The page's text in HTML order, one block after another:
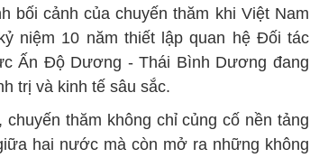
bối cảnh của chuyến thăm khi Việt Nam
niệm 10 năm thiết lập quan hệ Đối tác
Ấn Độ Dương - Thái Bình Dương đang
trị và kinh tế sâu sắc.
thăm không chỉ củng cố nền tảng
hai nước mà còn mở ra những không